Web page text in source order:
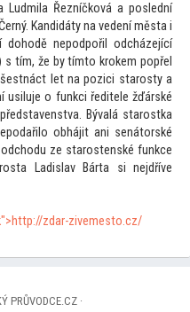
Ludmila Řezníčková a poslední
Kandidáty na vedení města i
nepodpořil odcházející
s tím, že by tímto krokem popřel
let na pozici starosty a
usiluje o funkci ředitele žďárské
Bývalá starostka
obhájit ani senátorské
ze starostenské funkce
Ladislav Bárta si nejdříve
zdar-zivemesto.cz/
PRŮVODCE.CZ ·